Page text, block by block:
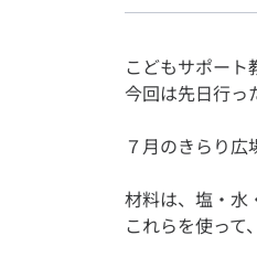
こどもサポート
材料は、塩・水